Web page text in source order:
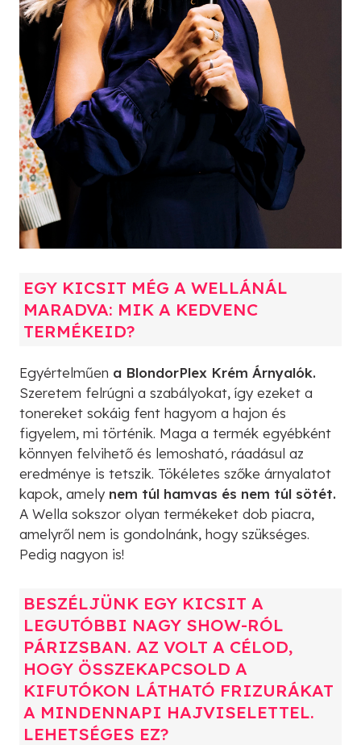
EGY KICSIT MÉG A WELLÁNÁL
MARADVA: MIK A KEDVENC
TERMÉKEID?
Egyértelműen a BlondorPlex Krém Árnyalók.
Szeretem felrúgni a szabályokat, így ezeket a
tonereket sokáig fent hagyom a hajon és
figyelem, mi történik. Maga a termék egyébként
könnyen felvihető és lemosható, ráadásul az
eredménye is tetszik. Tökéletes szőke árnyalatot
kapok, amely nem túl hamvas és nem túl sötét.
A Wella sokszor olyan termékeket dob piacra,
amelyről nem is gondolnánk, hogy szükséges.
Pedig nagyon is!
BESZÉLJÜNK EGY KICSIT A
LEGUTÓBBI NAGY SHOW-RÓL
PÁRIZSBAN. AZ VOLT A CÉLOD,
HOGY ÖSSZEKAPCSOLD A
KIFUTÓKON LÁTHATÓ FRIZURÁKAT
A MINDENNAPI HAJVISELETTEL.
LEHETSÉGES EZ?